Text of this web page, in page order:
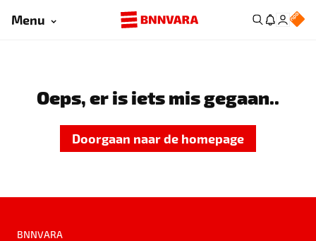
Menu
Oeps, er is iets mis gegaan..
Doorgaan naar de homepage
BNNVARA